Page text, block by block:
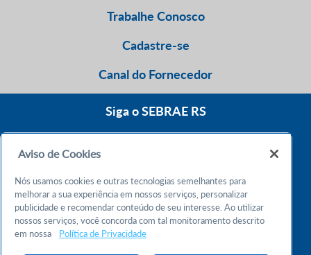
Trabalhe Conosco
Cadastre-se
Canal do Fornecedor
Siga o SEBRAE RS
Atendimento 24h
Chame no WhatsApp
Aviso de Cookies
Nós usamos cookies e outras tecnologias semelhantes para
melhorar a sua experiência em nossos serviços, personalizar
publicidade e recomendar conteúdo de seu interesse. Ao utilizar
nossos serviços, você concorda com tal monitoramento descrito
em nossa
Política de Privacidade